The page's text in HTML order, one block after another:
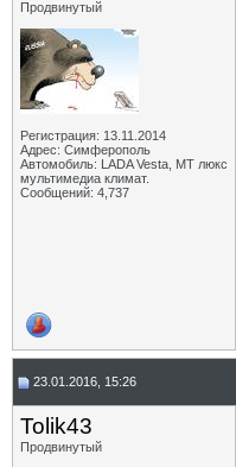
Продвинутый
Регистрация: 13.11.2014
Адрес: Симферополь
Автомобиль: LADA Vesta, МТ люкс
мультимедиа климат.
Сообщений: 4,737
23.01.2016, 15:26
Tolik43
Продвинутый